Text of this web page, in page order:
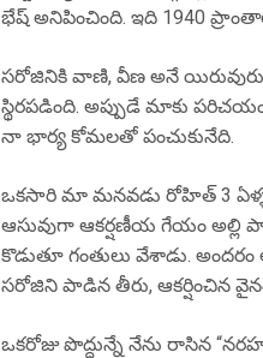
భేష్ అనిపించింది. ఇది 1940
సరోజినికి వాణి, వీణ అనే
స్థిరపడింది. అప్పుడే మాకు
నా భార్య కోమలతో పంచుకునేది.
ఒకసారి మా మనవడు రోహిత్ 3 ఏళ్ళ
ఆసువుగా ఆకర్షణీయ గేయం అల్లి
కొడుతూ గంతులు వేశాడు.
సరోజిని పాడిన తీరు, ఆకర్షించిన
ఒకరోజు పొద్దున్నే నేను రాసిన